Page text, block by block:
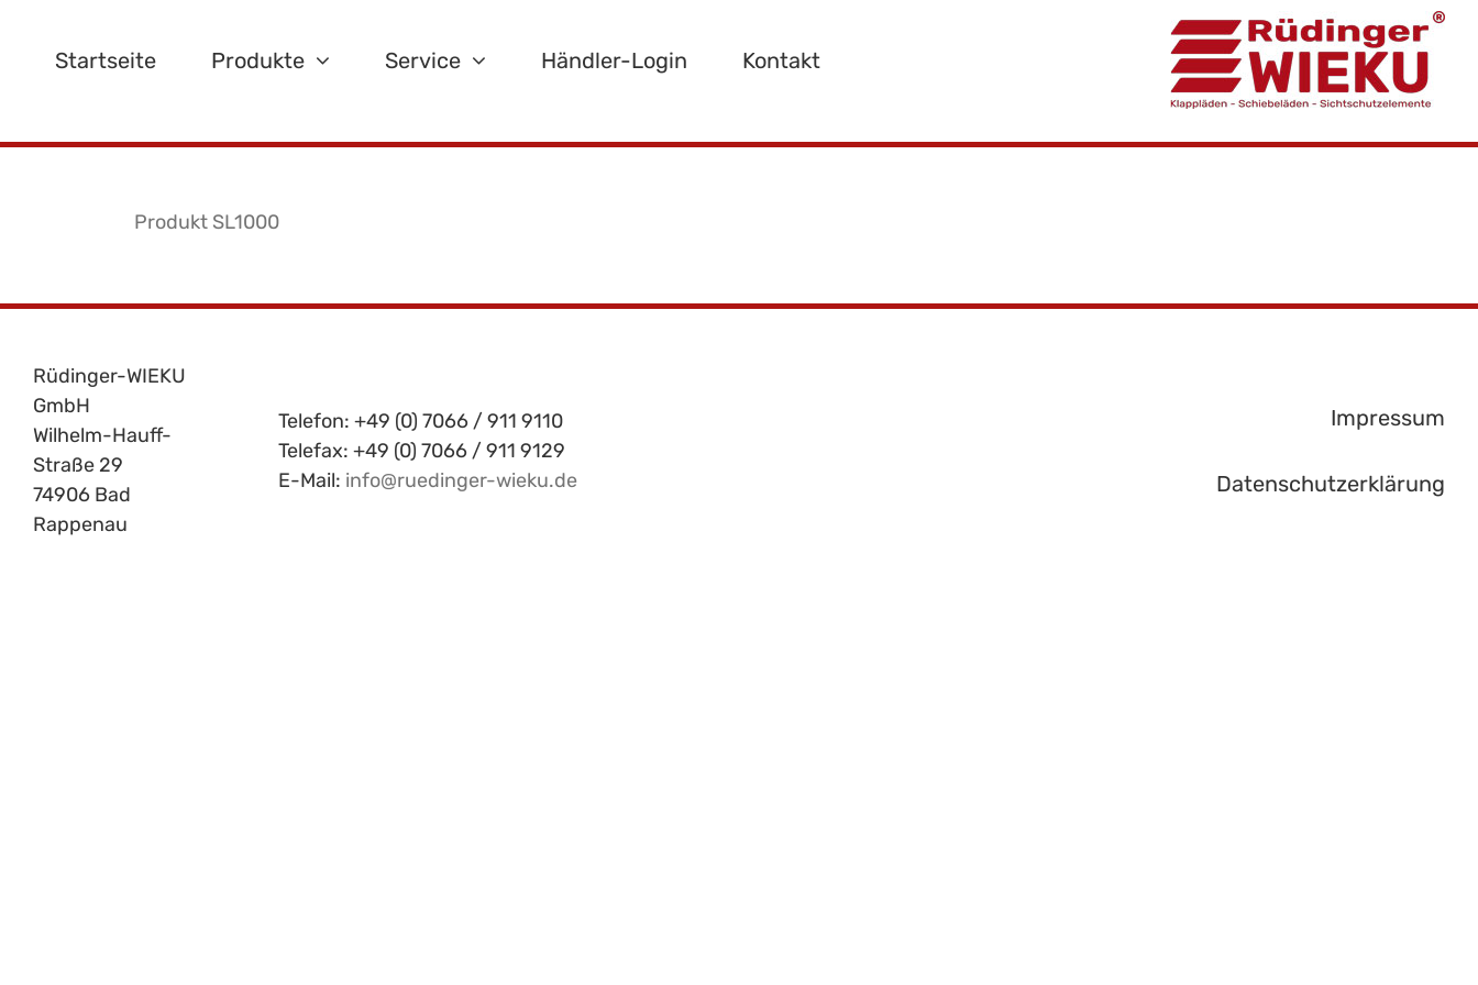
springenStartseite Produkte Service Händler-Login Kontakt
Produkt SL1000
Rüdinger-WIEKU
GmbH
Wilhelm-Hauff-
Straße 29
74906 Bad
Rappenau
Telefon: +49 (0) 7066 / 911 9110
Telefax: +49 (0) 7066 / 911 9129
E-Mail: info@ruedinger-wieku.de
Impressum
Datenschutzerklärung